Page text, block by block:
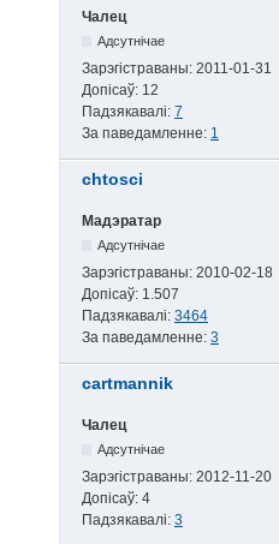
Чалец
Адсутнічае
Зарэгістраваны: 2011-01-31
Допісаў: 12
Падзякавалі: 7
За паведамленне: 1
chtosci
Мадэратар
Адсутнічае
Зарэгістраваны: 2010-02-18
Допісаў: 1.507
Падзякавалі: 3464
За паведамленне: 3
cartmannik
Чалец
Адсутнічае
Зарэгістраваны: 2012-11-20
Допісаў: 4
Падзякавалі: 3